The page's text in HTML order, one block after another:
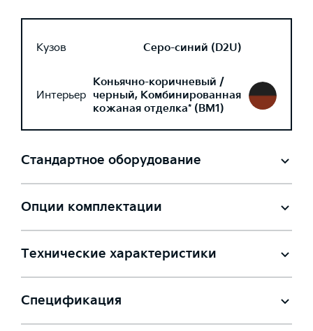
Кузов Серо-синий (D2U)
Интерьер
Коньячно-коричневый /
черный, Комбинированная
кожаная отделка* (BM1)
Стандартное оборудование
Опции комплектации
Технические характеристики
Спецификация